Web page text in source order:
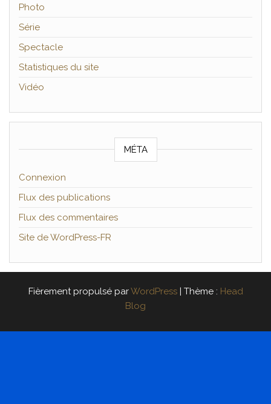
Photo
Série
Spectacle
Statistiques du site
Vidéo
MÉTA
Connexion
Flux des publications
Flux des commentaires
Site de WordPress-FR
Fièrement propulsé parWordPress | Thème : Head
Blog